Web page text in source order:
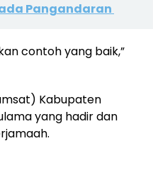
Pangandaran
contoh yang baik,”
Kabupaten
yang hadir dan